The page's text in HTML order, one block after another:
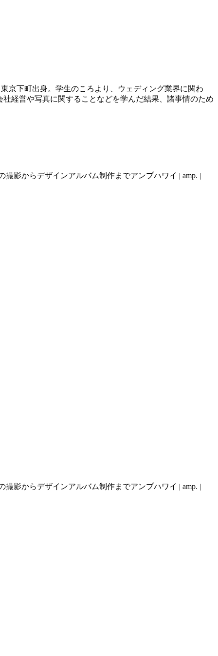
下町出身。学生のころより、ウェディング業界に関わ
経営や写真に関することなどを学んだ結果、諸事情のため
影からデザインアルバム制作までアンプハワイ | amp. |
影からデザインアルバム制作までアンプハワイ | amp. |